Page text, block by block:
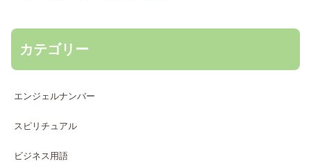
カテゴリー
エンジェルナンバー
スピリチュアル
ビジネス用語